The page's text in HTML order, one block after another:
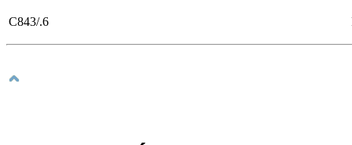
C843/.6